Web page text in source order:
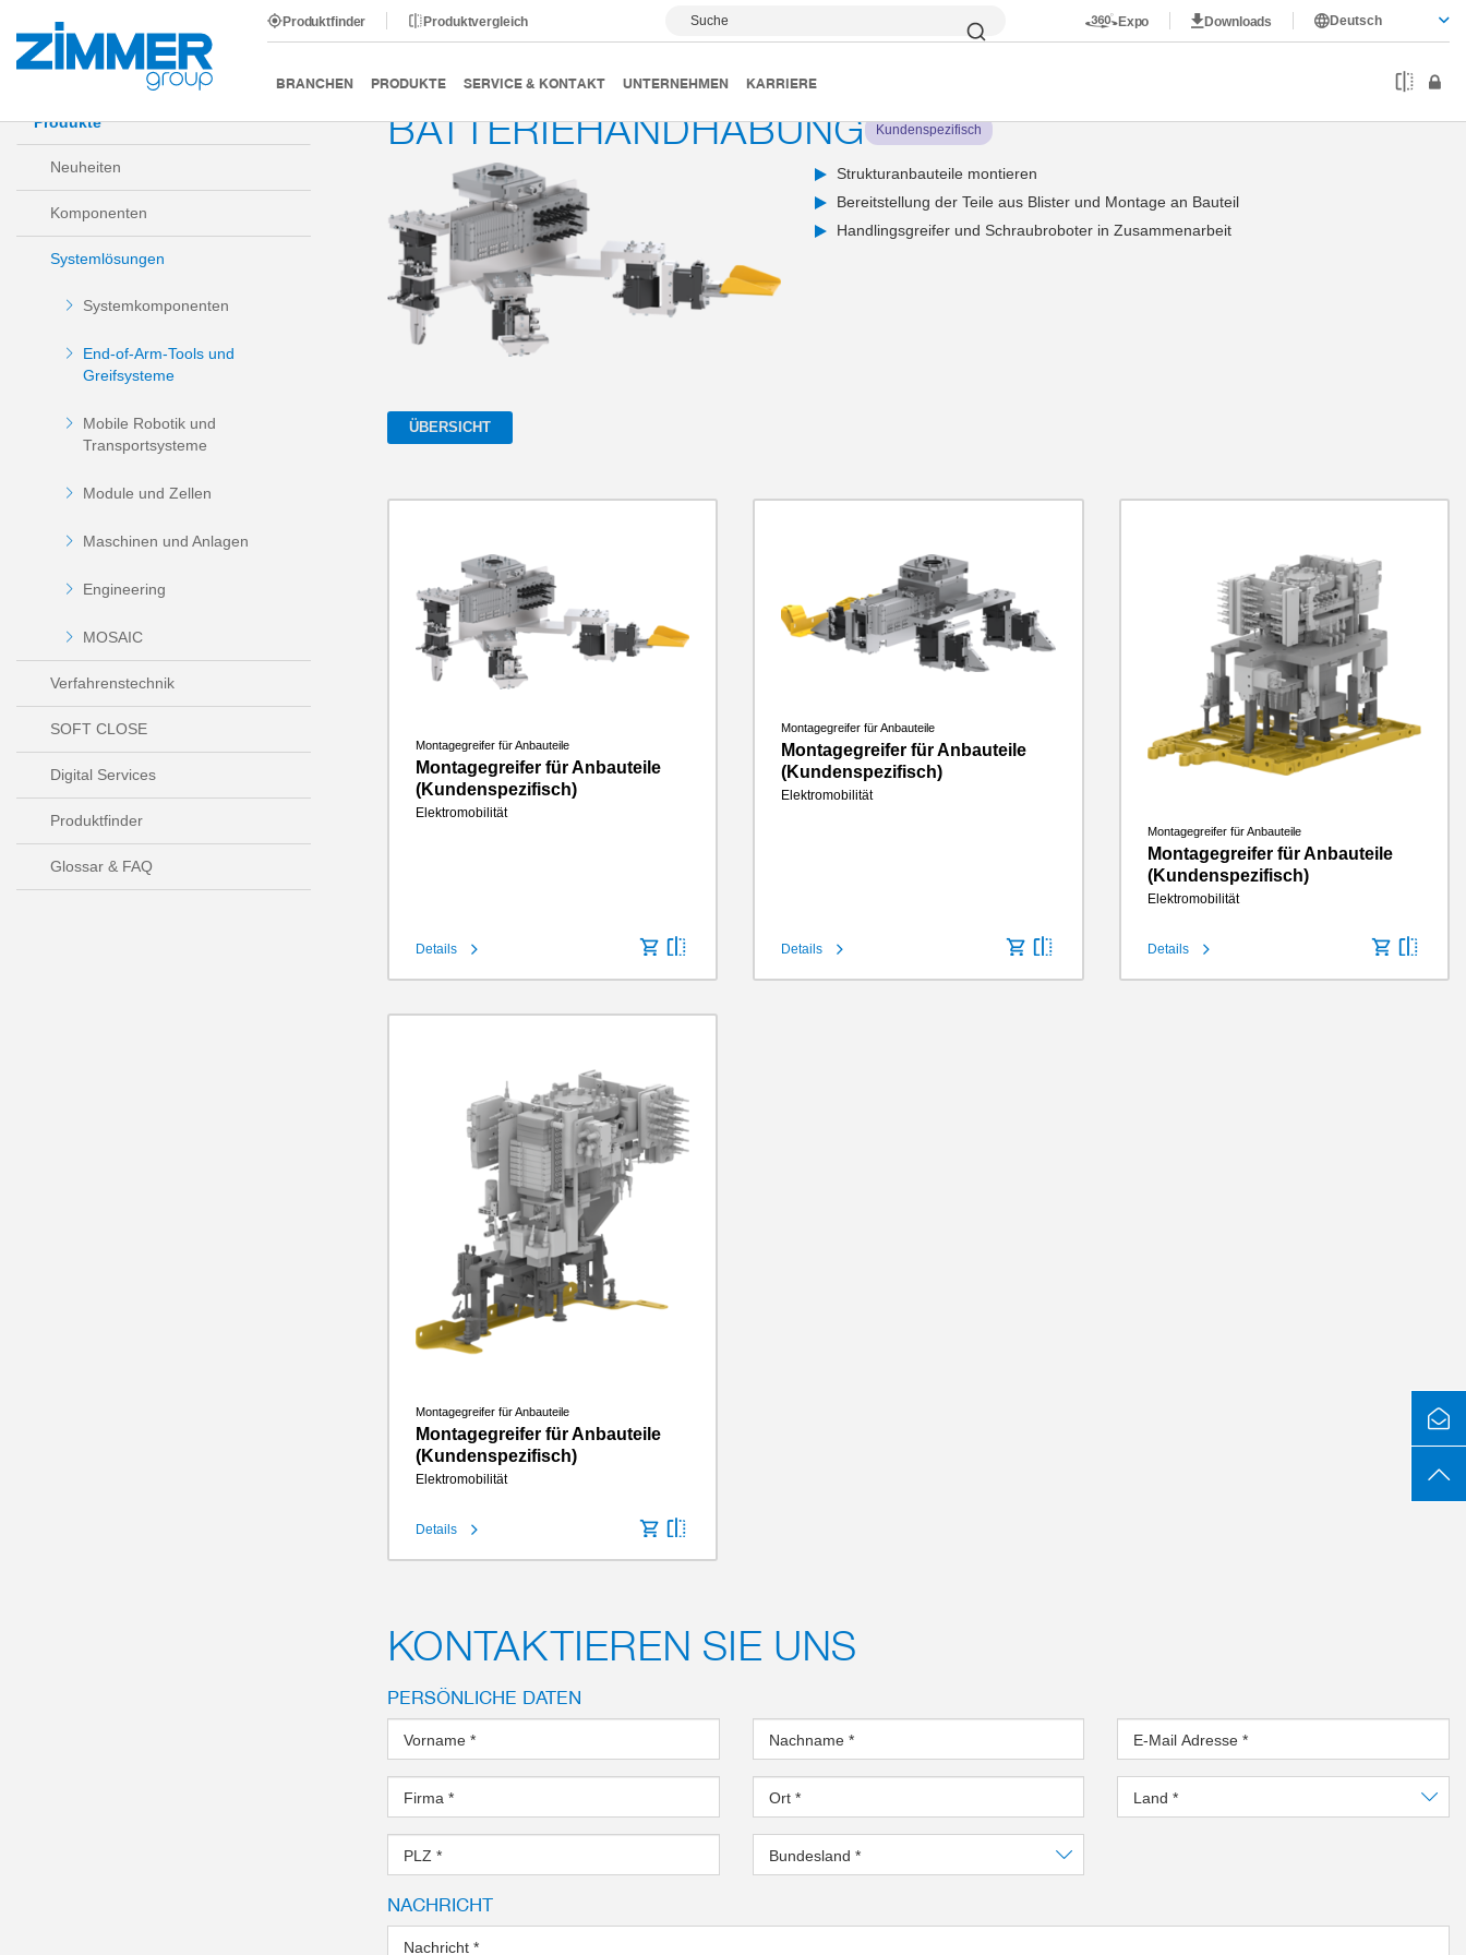
Produktfinder Produktvergleich Suche Expo Downloads Deutsch
BRANCHEN PRODUKTE SERVICE & KONTAKT UNTERNEHMEN KARRIERE
Start Produkte Systemlösungen End-of-Arm-Tools und Greifsysteme Greifsysteme Elektromobilität Montagegreifer für Anbauteile
Produkte
Neuheiten
Komponenten
Systemlösungen
Systemkomponenten
End-of-Arm-Tools und
Greifsysteme
Mobile Robotik und
Transportsysteme
Module und Zellen
Maschinen und Anlagen
Engineering
MOSAIC
Verfahrenstechnik
SOFT CLOSE
Digital Services
Produktfinder
Glossar & FAQ
BATTERIEHANDHABUNG Kundenspezifisch
Strukturanbauteile montieren
Bereitstellung der Teile aus Blister und Montage an Bauteil
Handlingsgreifer und Schraubroboter in Zusammenarbeit
ÜBERSICHT
Montagegreifer für Anbauteile
Montagegreifer für Anbauteile
(Kundenspezifisch)
Elektromobilität
Details
Montagegreifer für Anbauteile
Montagegreifer für Anbauteile
(Kundenspezifisch)
Elektromobilität
Details
Montagegreifer für Anbauteile
Montagegreifer für Anbauteile
(Kundenspezifisch)
Elektromobilität
Details
Montagegreifer für Anbauteile
Montagegreifer für Anbauteile
(Kundenspezifisch)
Elektromobilität
Details
KONTAKTIEREN SIE UNS
PERSÖNLICHE DATEN
Vorname * Nachname * E-Mail Adresse*
Firma * Ort * Land*
PLZ * Bundesland *
NACHRICHT
Nachricht *